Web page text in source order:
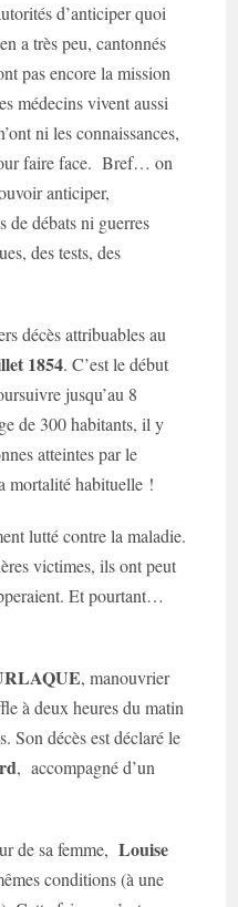
d’anticiper quoi
a très peu, cantonnés
pas encore la mission
médecins vivent aussi
ni les connaissances,
faire face. Bref… on
anticiper,
de débats ni guerres
des tests, des
décès attribuables au
1854. C’est le début
jusqu’au 8
de 300 habitants, il y
atteintes par le
mortalité habituelle !
lutté contre la maladie.
victimes, ils ont peut
Et pourtant…
, manouvrier
à deux heures du matin
Son décès est déclaré le
, accompagné d’un
de sa femme,Louise
conditions (à une